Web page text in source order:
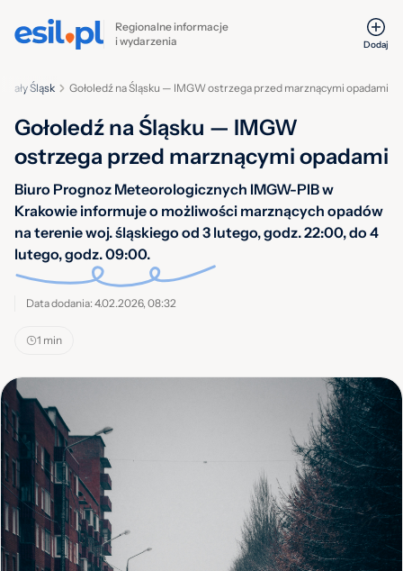
Regionalne informacje
i wydarzenia
Dodaj
Gołoledź na Śląsku — IMGW ostrzega przed marznącymi opadami
Cały Śląsk
Gołoledź na Śląsku — IMGW
ostrzega przed marznącymi opadami
Biuro Prognoz Meteorologicznych IMGW-PIB w
Krakowie informuje o możliwości marznących opadów
na terenie woj. śląskiego od 3 lutego, godz. 22:00, do 4
lutego, godz. 09:00.
Data dodania: 4.02.2026, 08:32
1 min